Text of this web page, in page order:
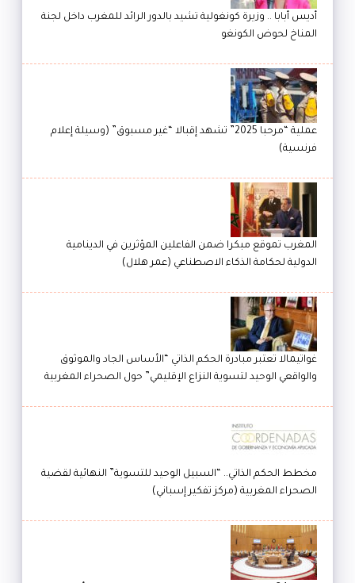
أديس أبابا .. وزيرة كونغولية تشيد بالدور الرائد للمغرب داخل لجنة
المناخ لحوض الكونغو
عملية “مرحبا 2025” تشهد إقبالا “غير مسبوق” (وسيلة إعلام
فرنسية)
المغرب تموقع مبكرا ضمن الفاعلين المؤثرين في الدينامية
الدولية لحكامة الذكاء الاصطناعي (عمر هلال)
غواتيمالا تعتبر مبادرة الحكم الذاتي “الأساس الجاد والموثوق
والواقعي الوحيد لتسوية النزاع الإقليمي” حول الصحراء المغربية
مخطط الحكم الذاتي.. “السبيل الوحيد للتسوية” النهائية لقضية
الصحراء المغربية (مركز تفكير إسباني)